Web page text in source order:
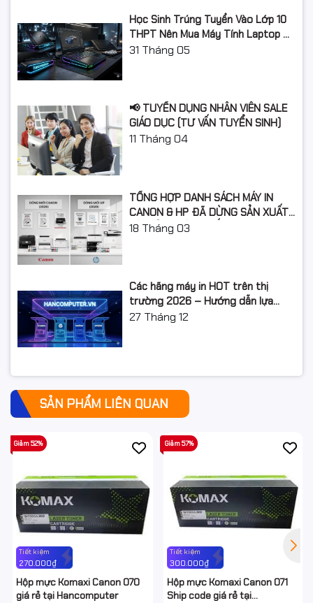
7) Số lượng bản in tương đương hàng chính hãng (độ
phủ bản in 5%)
8) Sản phẩm được chứng nhận: ISO9001, ISO14001, CE,
REACH, RoHS
Học Sinh Trúng Tuyển Vào Lớp 10
THPT Nên Mua Máy Tính Laptop Gì
Năm Học 2026 - 2027?
31 Tháng 05
📢 TUYỂN DỤNG NHÂN VIÊN SALE
GIÁO DỤC (TƯ VẤN TUYỂN SINH)
11 Tháng 04
TỔNG HỢP DANH SÁCH MÁY IN
CANON & HP ĐÃ DỪNG SẢN XUẤT:
LỘ TRÌNH NÂNG CẤP 2026
18 Tháng 03
Các hãng máy in HOT trên thị
trường 2026 – Hướng dẫn lựa
chọn và so sánh chi tiết
27 Tháng 12
SẢN PHẨM LIÊN QUAN
Tiết kiệm
270.000₫
Giảm 52%
Hộp mực Komaxi Canon 070
giá rẻ tại Hancomputer
Tiết kiệm
300.000₫
Giảm 57%
Hộp mực Komaxi Canon 071
Ship code giá rẻ tại